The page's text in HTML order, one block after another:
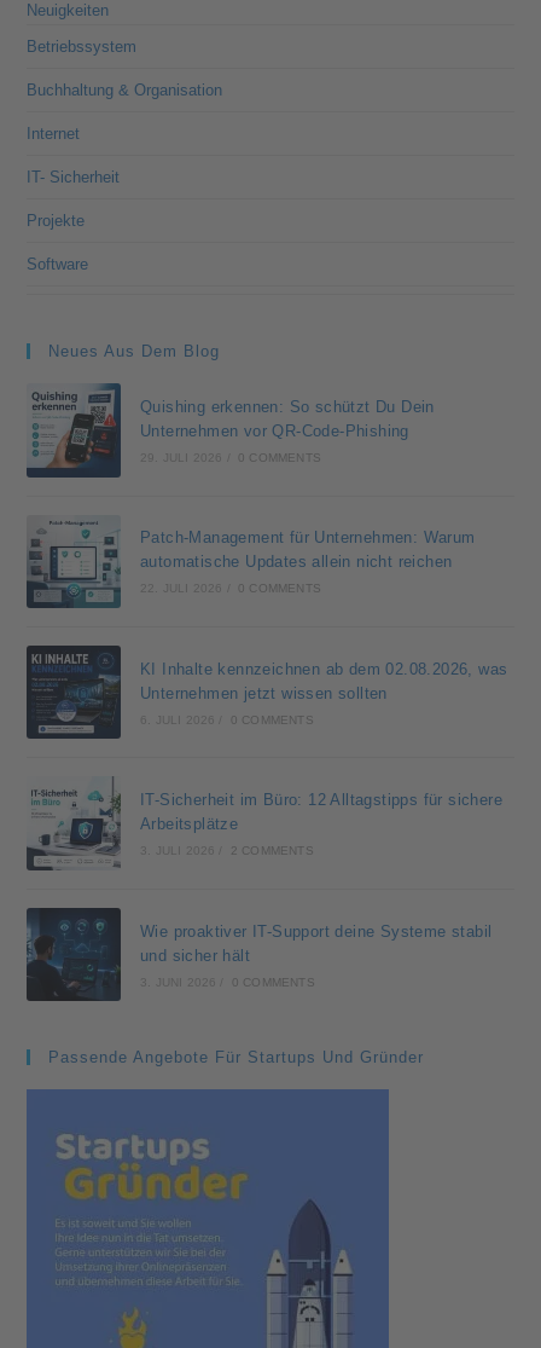
Neuigkeiten
Betriebssystem
Buchhaltung & Organisation
Internet
IT- Sicherheit
Projekte
Software
Neues Aus Dem Blog
Quishing erkennen: So schützt Du Dein
Unternehmen vor QR-Code-Phishing
29. JULI 2026 0 COMMENTS
Patch-Management für Unternehmen: Warum
automatische Updates allein nicht reichen
22. JULI 2026 0 COMMENTS
KI Inhalte kennzeichnen ab dem 02.08.2026, was
Unternehmen jetzt wissen sollten
6. JULI 2026 0 COMMENTS
IT-Sicherheit im Büro: 12 Alltagstipps für sichere
Arbeitsplätze
3. JULI 2026 2 COMMENTS
Wie proaktiver IT-Support deine Systeme stabil
und sicher hält
3. JUNI 2026 0 COMMENTS
Passende Angebote Für Startups Und Gründer